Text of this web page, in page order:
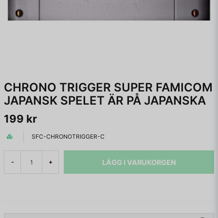
CHRONO TRIGGER SUPER FAMICOM
JAPANSK SPELET ÄR PÅ JAPANSKA
199 kr
SFC-CHRONOTRIGGER-C
- + LÄGG I VARUKORGEN